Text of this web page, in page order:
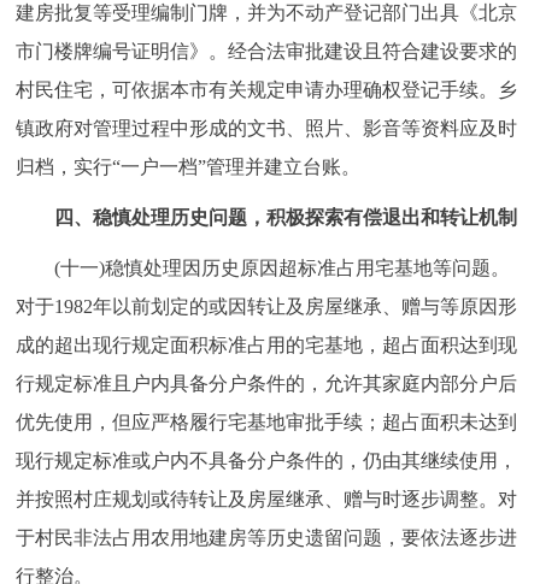
建房批复等受理编制门牌，并为不动产登记部门出具《北京
市门楼牌编号证明信》。经合法审批建设且符合建设要求的
村民住宅，可依据本市有关规定申请办理确权登记手续。乡
镇政府对管理过程中形成的文书、照片、影音等资料应及时
归档，实行“一户一档”管理并建立台账。
四、稳慎处理历史问题，积极探索有偿退出和转让机制
(十一)稳慎处理因历史原因超标准占用宅基地等问题。
对于1982年以前划定的或因转让及房屋继承、赠与等原因形
成的超出现行规定面积标准占用的宅基地，超占面积达到现
行规定标准且户内具备分户条件的，允许其家庭内部分户后
优先使用，但应严格履行宅基地审批手续；超占面积未达到
现行规定标准或户内不具备分户条件的，仍由其继续使用，
并按照村庄规划或待转让及房屋继承、赠与时逐步调整。对
于村民非法占用农用地建房等历史遗留问题，要依法逐步进
行整治。